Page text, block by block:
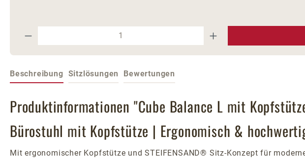
Produkt Anzahl: Gib den gewünschten Wert ein
Beschreibung Sitzlösungen Bewertungen
Produktinformationen "Cube Balance L mit
Bürostuhl mit Kopfstütze | Ergonomisch &
Mit ergonomischer Kopfstütze und STEIFENSAND® Sitz-Konzept für